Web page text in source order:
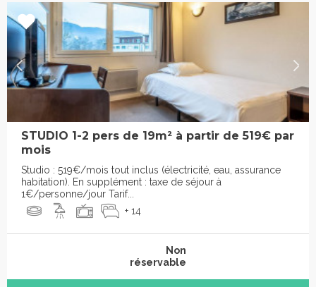
STUDIO 1-2 pers de 19m² à partir de 519€ par
mois
Studio : 519€/mois tout inclus (électricité, eau, assurance
habitation). En supplément : taxe de séjour à
1€/personne/jour Tarif...
+ 14
Non
réservable